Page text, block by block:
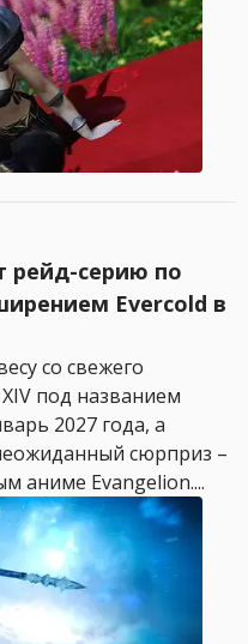
рейд-серию по
Evercold в
со свежего
под названием
2027 года, а
сюрприз –
аниме Evangelion....